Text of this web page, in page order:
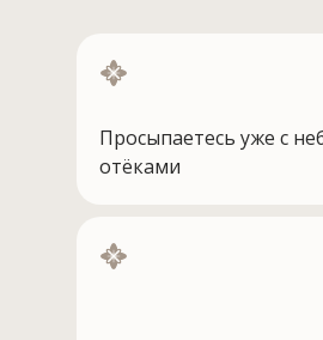
Просыпаетесь уже с
отёками